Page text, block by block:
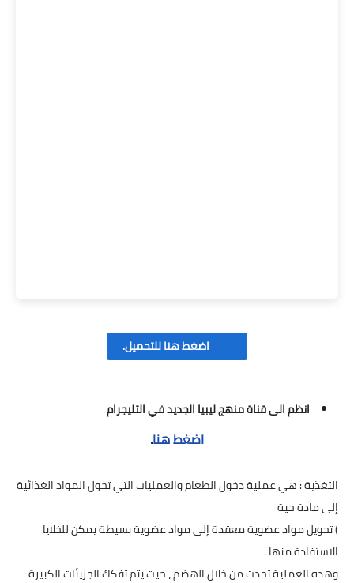
اضغط هنا للتحميل.
انظم الى قناة منهج ليبيا الجديد في التليجرام
اضغط هنا.
التغذية : هي عملية دخول الطعام والعمليات التي تحول المواد الغذائية
إلى مادة حية
) تحويل مواد عضوية معقدة إلى مواد عضوية بسيطة يمكن للخلايا
الاستفادة منها .
وهذه العملية تحدث من خلال الهضم ، حيث يتم تفكك الجزيئات الكبيرة